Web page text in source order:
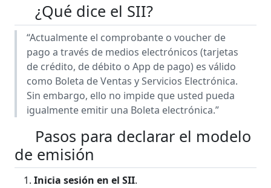
¿Qué dice el SII?
“Actualmente el comprobante o voucher de
pago a través de medios electrónicos (tarjetas
de crédito, de débito o App de pago) es válido
como Boleta de Ventas y Servicios Electrónica.
Sin embargo, ello no impide que usted pueda
igualmente emitir una Boleta electrónica.”
Pasos para declarar el modelo
de emisión
Inicia sesión en el SII.